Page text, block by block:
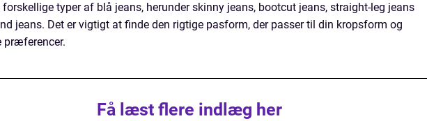
forskellige typer af blå jeans, herunder skinny jeans, bootcut jeans, straight-leg jeans
jeans. Det er vigtigt at finde den rigtige pasform, der passer til din kropsform og
præferencer.
Få læst flere indlæg her